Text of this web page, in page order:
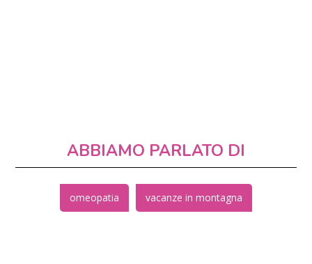
ABBIAMO PARLATO DI
omeopatia vacanze in montagna